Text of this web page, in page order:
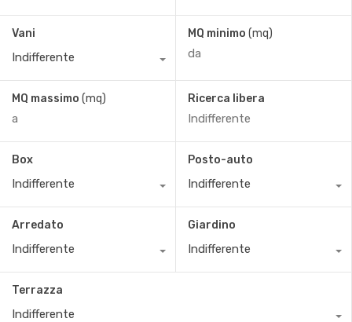
Vani
Indifferente
MQ minimo (mq)
MQ massimo (mq) Ricerca libera
Box
Indifferente
Posto-auto
Indifferente
Arredato
Indifferente
Giardino
Indifferente
Terrazza
Indifferente